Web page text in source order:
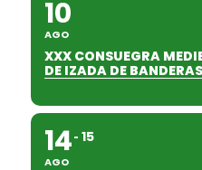
10
AGO
XXX CONSUEGRA
DE IZADA DE BANDERAS
14
AGO
15